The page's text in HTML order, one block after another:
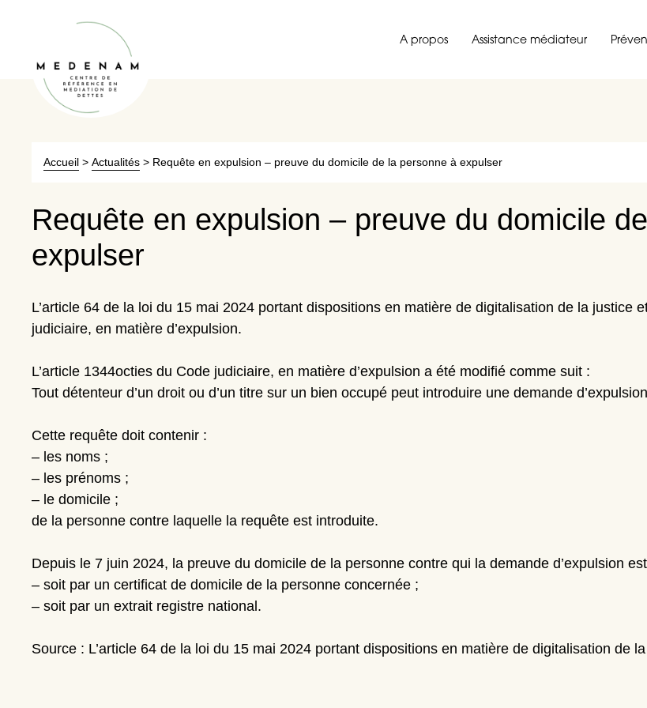
A propos Assistance médiateur
Accueil> Actualités> Requête en expulsion – preuve du domicile de la personne à expulser
Requête en expulsion – preuve du domicile
expulser
L’article 64 de la loi du 15 mai 2024 portant dispositions en matière de digitalisation de la justice
judiciaire, en matière d’expulsion.
L’article 1344octies du Code judiciaire, en matière d’expulsion a été modifié comme suit :
Tout détenteur d’un droit ou d’un titre sur un bien occupé peut introduire une demande
Cette requête doit contenir :
– les noms ;
– les prénoms ;
– le domicile ;
de la personne contre laquelle la requête est introduite.
Depuis le 7 juin 2024, la preuve du domicile de la personne contre qui la demande d’expulsion
– soit par un certificat de domicile de la personne concernée ;
– soit par un extrait registre national.
Source : L’article 64 de la loi du 15 mai 2024 portant dispositions en matière de digitalisation de